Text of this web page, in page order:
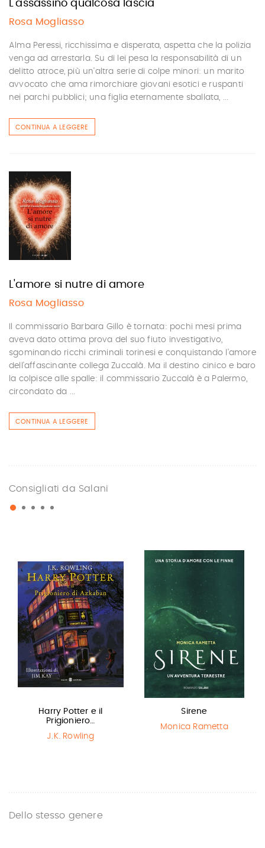
L'assassino qualcosa lascia
Rosa Mogliasso
Alma Peressi, ricchissima e disperata, aspetta che la polizia
venga ad arrestarla. Su di lei pesa la responsabilità di un
delitto atroce, più un'altra serie di colpe minori: un marito
avvocato che ama rimorchiare giovani esotici e ruspanti
nei parchi pubblici; una figlia eternamente sballata, ...
CONTINUA A LEGGERE
L'amore si nutre di amore
Rosa Mogliasso
Il commissario Barbara Gillo è tornata: pochi mesi prima
aveva dato ottima prova del suo fiuto investigativo,
sgominando ricchi criminali torinesi e conquistando l'amore
dell'affascinante collega Zuccalà. Ma il destino cinico e baro
la colpisce alle spalle: il commissario Zuccalà è a Palermo,
circondato da ...
CONTINUA A LEGGERE
Consigliati da Salani
Harry Potter e il
Prigioniero…
J.K. Rowling
Sirene
Monica Rametta
Dello stesso genere